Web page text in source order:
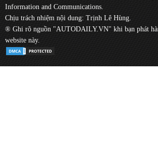
Information and Communications.
Chịu trách nhiệm nội dung: Trịnh Lê Hùng.
® Ghi rõ nguồn "AUTODAILY.VN" khi bạn phát
website này.